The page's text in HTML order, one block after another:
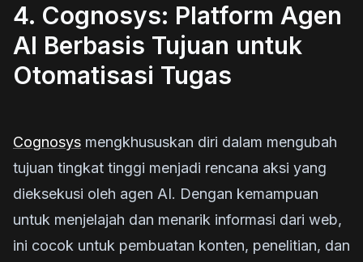
4. Cognosys: Platform Agen
AI Berbasis Tujuan untuk
Otomatisasi Tugas
Cognosys mengkhususkan diri dalam mengubah
tujuan tingkat tinggi menjadi rencana aksi yang
dieksekusi oleh agen AI. Dengan kemampuan
untuk menjelajah dan menarik informasi dari web,
ini cocok untuk pembuatan konten, penelitian, dan